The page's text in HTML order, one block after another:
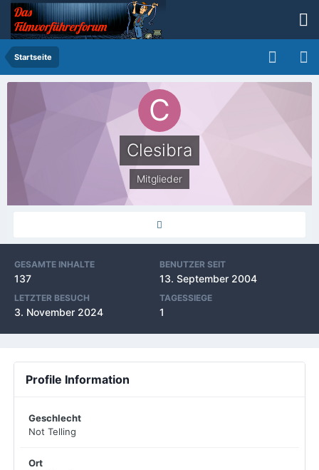
Startseite
Clesibra
Mitglieder
GESAMTE INHALTE
137
BENUTZER SEIT
13. September 2004
LETZTER BESUCH
3. November 2024
TAGESSIEGE
1
Profile Information
Geschlecht
Not Telling
Ort